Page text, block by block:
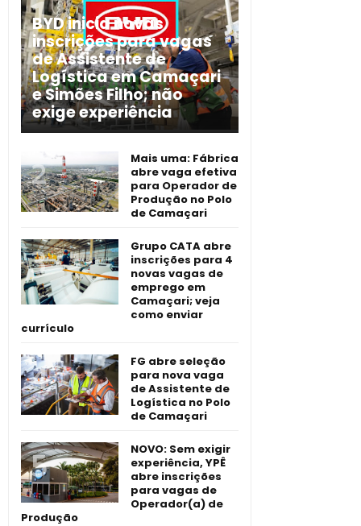
BYD inicia novas
inscrições para vagas
de Assistente de
Logística em Camaçari
e Simões Filho; não
exige experiência
Mais uma: Fábrica
abre vaga efetiva
para Operador de
Produção no Polo
de Camaçari
Grupo CATA abre
inscrições para 4
novas vagas de
emprego em
Camaçari; veja
como enviar
currículo
FG abre seleção
para nova vaga
de Assistente de
Logística no Polo
de Camaçari
NOVO: Sem exigir
experiência, YPÊ
abre inscrições
para vagas de
Operador(a) de
Produção